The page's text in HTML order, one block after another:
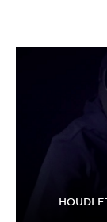
HOUDI